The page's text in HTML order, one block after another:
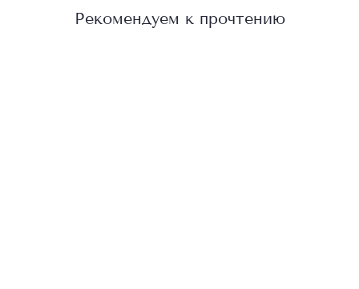
Рекомендуем к прочтению